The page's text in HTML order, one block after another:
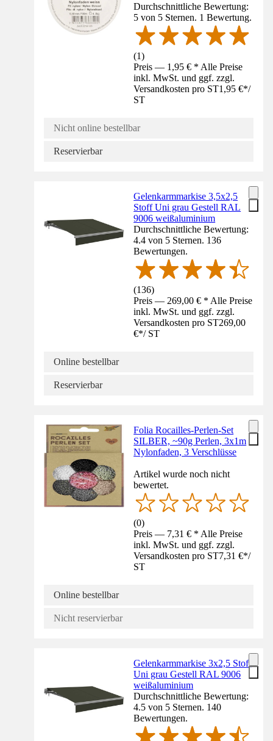
Durchschnittliche Bewertung:
5 von 5 Sternen. 1 Bewertung.
(1)
Preis — 1,95 € * Alle Preise
inkl. MwSt. und ggf. zzgl.
Versandkosten pro ST1,95 €*/
ST
Nicht online bestellbar
Reservierbar
Gelenkarmmarkise 3,5x2,5
Stoff Uni grau Gestell RAL
9006 weißaluminium
Durchschnittliche Bewertung:
4.4 von 5 Sternen. 136
Bewertungen.
(136)
Preis — 269,00 € * Alle Preise
inkl. MwSt. und ggf. zzgl.
Versandkosten pro ST269,00
€*/ ST
Online bestellbar
Reservierbar
Folia Rocailles-Perlen-Set
SILBER, ~90g Perlen, 3x1m
Nylonfaden, 3 Verschlüsse
Artikel wurde noch nicht
bewertet.
(0)
Preis — 7,31 € * Alle Preise
inkl. MwSt. und ggf. zzgl.
Versandkosten pro ST7,31 €*/
ST
Online bestellbar
Nicht reservierbar
Gelenkarmmarkise 3x2,5 Stoff
Uni grau Gestell RAL 9006
weißaluminium
Durchschnittliche Bewertung:
4.5 von 5 Sternen. 140
Bewertungen.